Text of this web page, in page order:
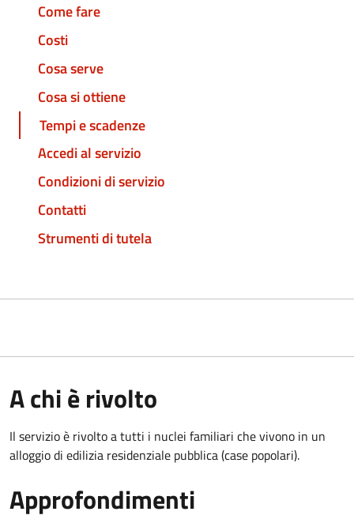
Come fare
Costi
Cosa serve
Cosa si ottiene
Tempi e scadenze
Accedi al servizio
Condizioni di servizio
Contatti
Strumenti di tutela
A chi è rivolto
Il servizio è rivolto a tutti i nuclei familiari che vivono in un
alloggio di edilizia residenziale pubblica (case popolari).
Approfondimenti